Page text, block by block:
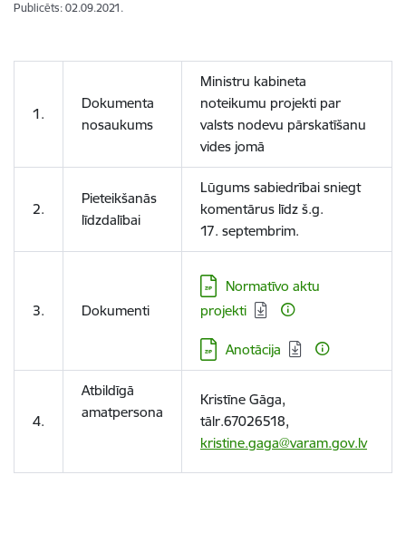
Publicēts: 02.09.2021.
1.
Dokumenta
nosaukums
Ministru kabineta
noteikumu projekti par
valsts nodevu pārskatīšanu
vides jomā
2.
Pieteikšanās
līdzdalībai
Lūgums sabiedrībai sniegt
komentārus līdz š.g.
17. septembrim.
3. Dokumenti
Lejupielādēt:
Normatīvo aktu
projekti
Lejupielādēt:
Anotācija
4.
Atbildīgā
amatpersona
Kristīne Gāga,
tālr.67026518,
kristine.gaga@varam.gov.lv